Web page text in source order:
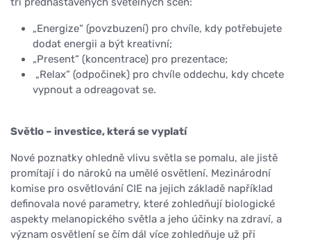
„Energize“ (povzbuzení) pro chvíle, kdy potřebujete
dodat energii a být kreativní;
„Present“ (koncentrace) pro prezentace;
„Relax“ (odpočinek) pro chvíle oddechu, kdy chcete
vypnout a odreagovat se.
Světlo – investice, která se vyplatí
Nové poznatky ohledně vlivu světla se pomalu, ale jistě
promítají i do nároků na umělé osvětlení. Mezinárodní
komise pro osvětlování CIE na jejich základě například
definovala nové parametry, které zohledňují biologické
aspekty melanopického světla a jeho účinky na zdraví, a
význam osvětlení se čím dál více zohledňuje už při